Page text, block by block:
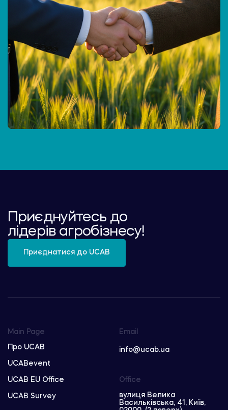
Приєднуйтесь до
лідерів агробізнесу!
Приєднатися до UCAB
Main Page
Про UCAB
UCABevent
UCAB EU Office
UCAB Survey
Email
info@ucab.ua
Office
вулиця Велика
Васильківська, 41, Київ,